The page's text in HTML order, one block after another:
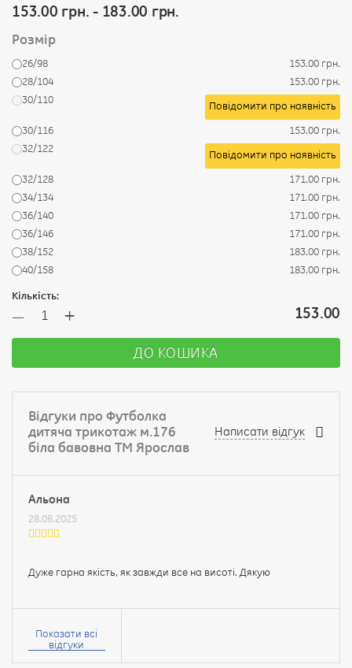
153.00 грн. - 183.00 грн.
Розмір
26/98
153.00 грн.
28/104
153.00 грн.
30/110
Повідомити про наявність
30/116
153.00 грн.
32/122
Повідомити про наявність
32/128
171.00 грн.
34/134
171.00 грн.
36/140
171.00 грн.
36/146
171.00 грн.
38/152
183.00 грн.
40/158
183.00 грн.
Кількість:
— + 153.00
ДО КОШИКА
Відгуки про Футболка
дитяча трикотаж м.176
біла бавовна ТМ Ярослав
Написати відгук
Альона
28.08.2025
Дуже гарна якість, як завжди все на висоті. Дякую
Ваше
Показати всі
відгуки